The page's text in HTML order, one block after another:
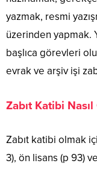
yazmak, resmi
üzerinden yapmak.
başlıca görevleri
evrak ve arşiv işi
Zabıt Katibi
Zabıt katibi olmak
3), ön lisans (p 93)